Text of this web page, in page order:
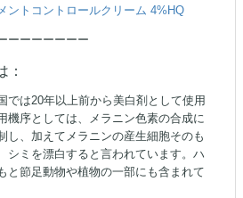
ントコントロールクリーム 4%HQ
ーーーーーーー
では20年以上前から美白剤として使用
機序としては、メラニン色素の合成に
し、加えてメラニンの産生細胞そのも
シミを漂白すると言われています。ハ
と節足動物や植物の一部にも含まれて